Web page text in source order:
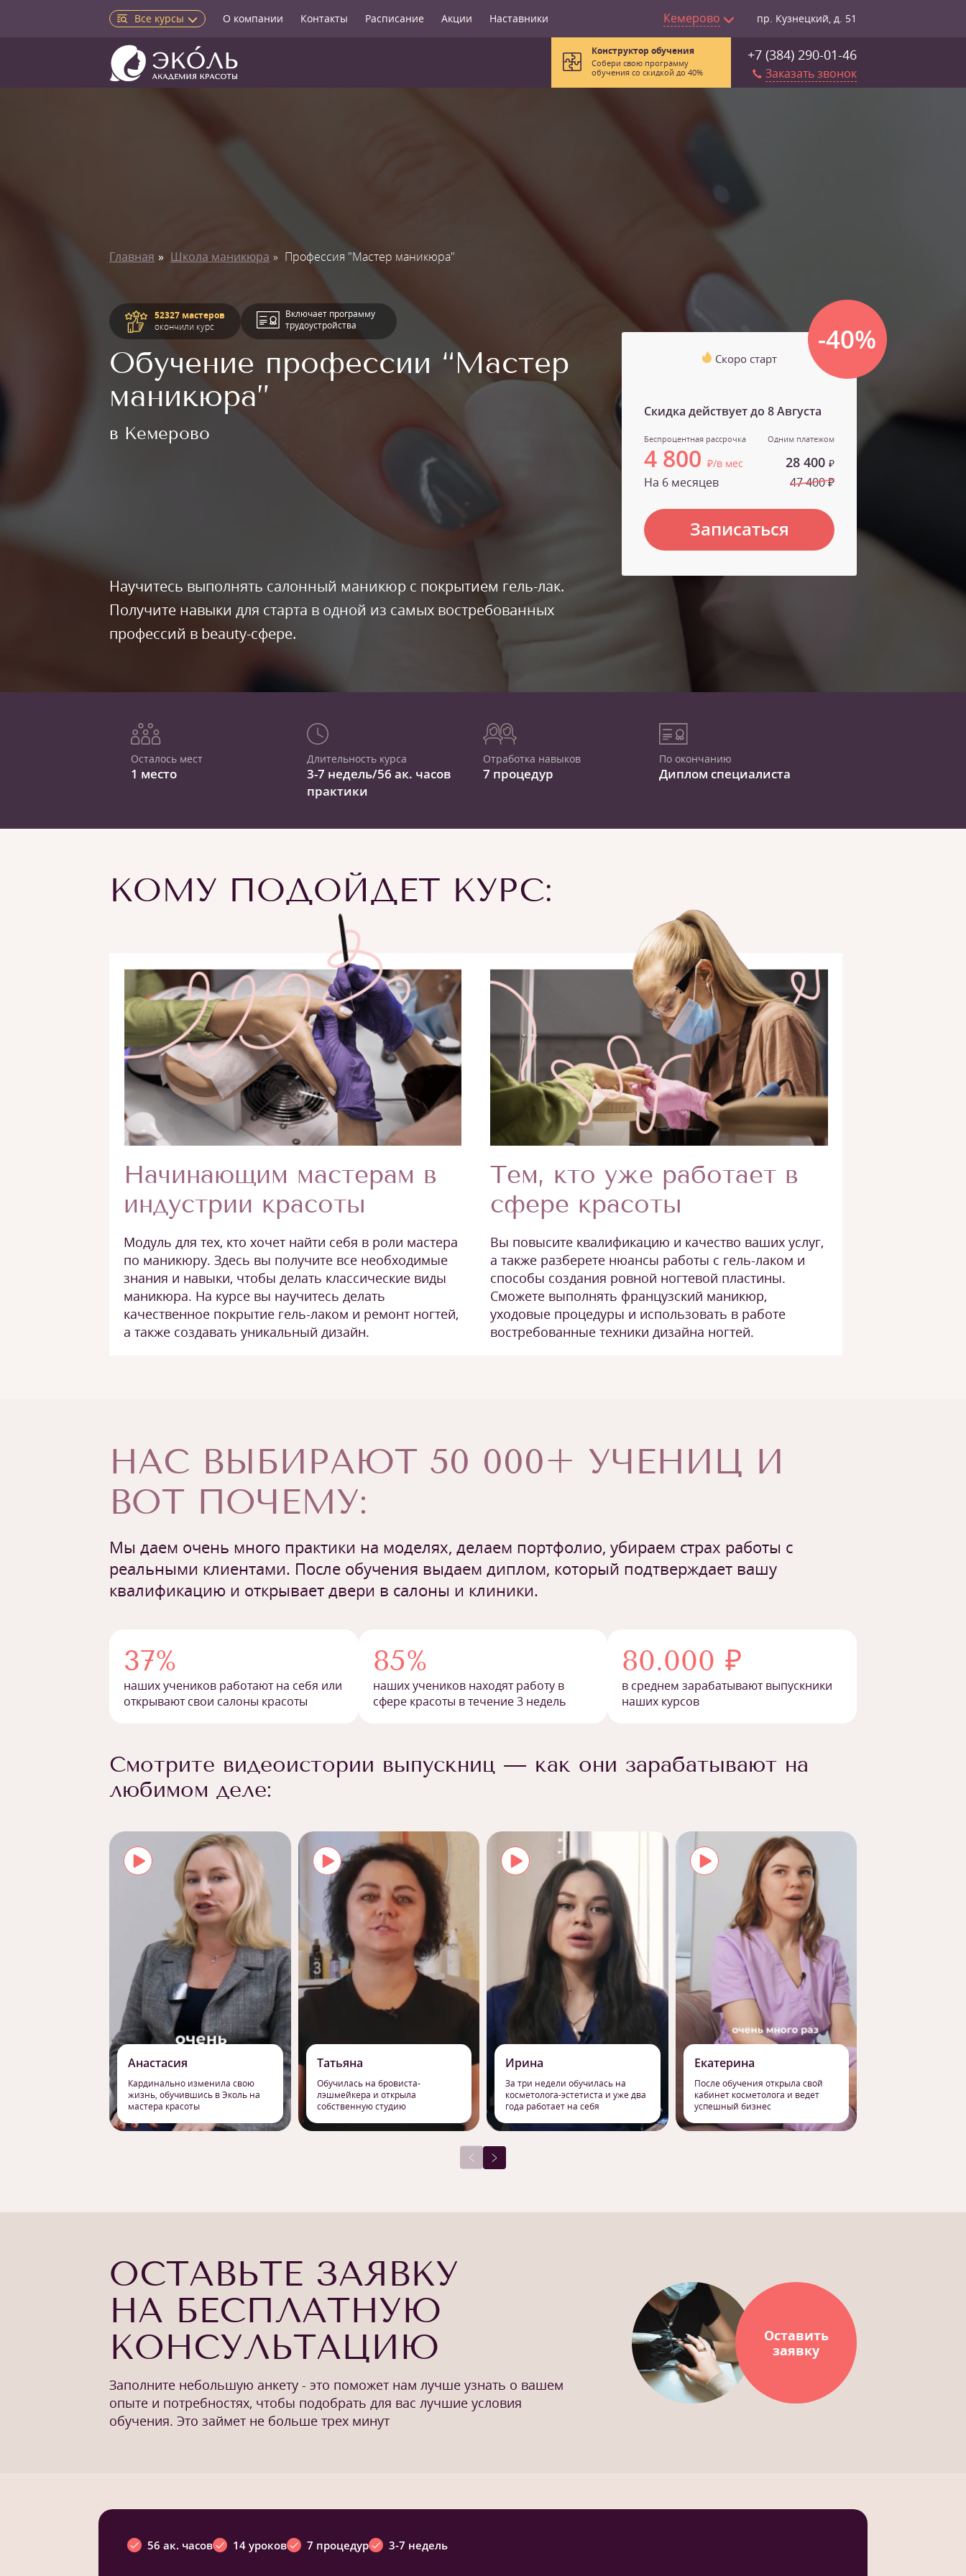
Все курсы О компании Контакты Расписание Акции Наставники Кемерово пр. Кузнецкий, д. 51
+7 (384) 290-01-46
Заказать звонок
Конструктор обучения
Собери свою программу
обучения со скидкой до 40%
Главная Школа маникюра Профессия "Мастер маникюра"
52327 мастеров
окончили курс
Включает программу
трудоустройства
Обучение профессии “Мастер
маникюра”
в Кемерово
Научитесь выполнять салонный маникюр с покрытием гель-лак.
Получите навыки для старта в одной из самых востребованных
профессий в beauty-сфере.
-40%
Скоро старт
Скидка действует до8 Августа
Беспроцентная рассрочка
4 800₽/в мес
На 6 месяцев
Одним платежом
28 400 ₽
47 400 ₽
Записаться
Осталось мест
1 место
Длительность курса
3-7 недель/56 ак. часов
практики
Отработка навыков
7 процедур
По окончанию
Диплом специалиста
КОМУ ПОДОЙДЕТ КУРС:
Начинающим мастерам в
индустрии красоты
Модуль для тех, кто хочет найти себя в роли мастера
по маникюру. Здесь вы получите все необходимые
знания и навыки, чтобы делать классические виды
маникюра. На курсе вы научитесь делать
качественное покрытие гель-лаком и ремонт ногтей,
а также создавать уникальный дизайн.
Тем, кто уже работает в
сфере красоты
Вы повысите квалификацию и качество ваших услуг,
а также разберете нюансы работы с гель-лаком и
способы создания ровной ногтевой пластины.
Сможете выполнять французский маникюр,
уходовые процедуры и использовать в работе
востребованные техники дизайна ногтей.
НАС ВЫБИРАЮТ 50 000+ УЧЕНИЦ И
ВОТ ПОЧЕМУ:
Мы даем очень много практики на моделях, делаем портфолио, убираем страх работы с
реальными клиентами. После обучения выдаем диплом, который подтверждает вашу
квалификацию и открывает двери в салоны и клиники.
37%
наших учеников работают на себя или
открывают свои салоны красоты
85%
наших учеников находят работу в
сфере красоты в течение 3 недель
80.000 ₽
в среднем зарабатывают выпускники
наших курсов
Смотрите видеоистории выпускниц — как они зарабатывают на
любимом деле:
Анастасия
Кардинально изменила свою
жизнь, обучившись в Эколь на
мастера красоты
Татьяна
Обучилась на бровиста-
лэшмейкера и открыла
собственную студию
Ирина
За три недели обучилась на
косметолога-эстетиста и уже два
года работает на себя
Екатерина
После обучения открыла свой
кабинет косметолога и ведет
успешный бизнес
ОСТАВЬТЕ ЗАЯВКУ
НА БЕСПЛАТНУЮ
КОНСУЛЬТАЦИЮ
Заполните небольшую анкету - это поможет нам лучше узнать о вашем
опыте и потребностях, чтобы подобрать для вас лучшие условия
обучения. Это займет не больше трех минут
Оставить
заявку
56 ак. часов 14 уроков 7 процедур 3-7 недель